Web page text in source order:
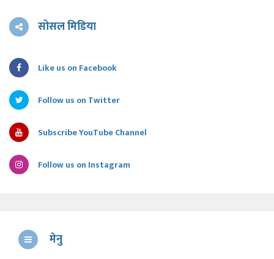
सोसल मिडिया
Like us on Facebook
Follow us on Twitter
Subscribe YouTube Channel
Follow us on Instagram
मेनु